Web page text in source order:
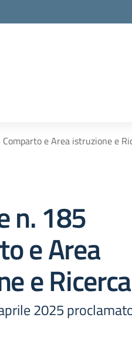
e Area istruzione e
n. 185
e Area
e Ricerca
2025